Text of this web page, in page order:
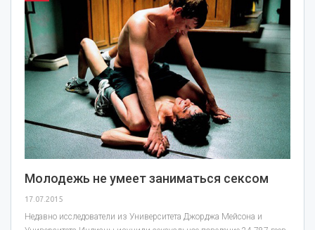
Молодежь не умеет заниматься сексом
17.07.2015
Недавно исследователи из Университета Джорджа Мейсона и